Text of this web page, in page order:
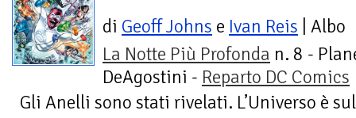
di Geoff Johns e Ivan Reis | Albo
La Notte Più Profonda n. 8 -
DeAgostini - Reparto DC Comics
Gli Anelli sono stati rivelati. L’Universo è